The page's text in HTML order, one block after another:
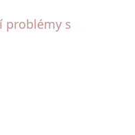
problémy s